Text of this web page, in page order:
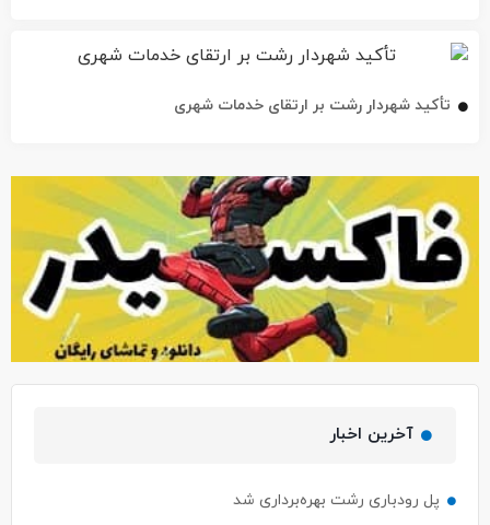
تأکید شهردار رشت بر ارتقای خدمات شهری
آخرین اخبار
پل رودباری رشت بهره‌برداری شد